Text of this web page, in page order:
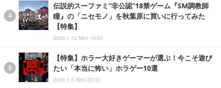
伝説的スーファミ“非公認”18禁ゲーム『SM調教師
瞳』の「ニセモノ」を秋葉原に買いに行ってみた
【特集】
2026.1.12 Mon 19:00
【特集】ホラー大好きゲーマーが選ぶ！今こそ遊び
たい「本当に怖い」ホラゲー10選
2026.5.6 Wed 20:30